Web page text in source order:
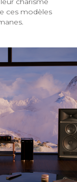
ces modèles